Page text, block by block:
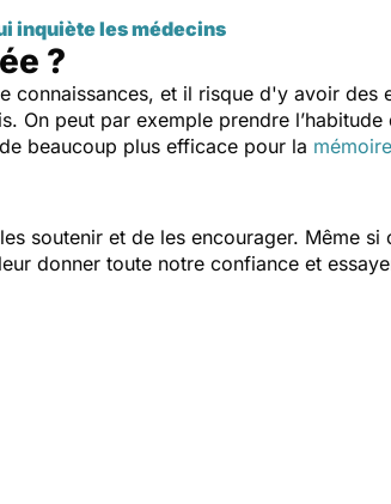
inquiète les médecins
?
connaissances, et il risque d'y avoir des
On peut par exemple prendre l’habitude
beaucoup plus efficace pour la mémoire
soutenir et de les encourager. Même si
donner toute notre confiance et